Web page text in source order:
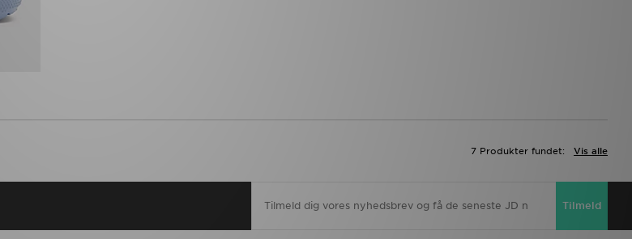
Vis alle
7 Produkter fundet:
Tilmeld